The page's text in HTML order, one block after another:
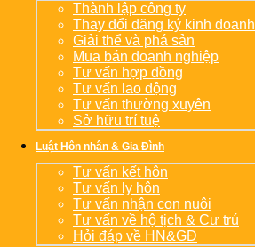
Thành lập công ty
Thay đổi đăng ký kinh doanh
Giải thể và phá sản
Mua bán doanh nghiệp
Tư vấn hợp đồng
Tư vấn lao động
Tư vấn thường xuyên
Sở hữu trí tuệ
Luật Hôn nhân & Gia Đình
Tư vấn kết hôn
Tư vấn ly hôn
Tư vấn nhận con nuôi
Tư vấn về hộ tịch & Cư trú
Hỏi đáp về HN&GĐ